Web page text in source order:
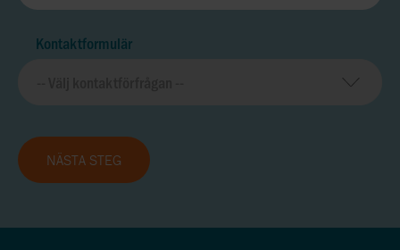
Kontaktformulär
NÄSTA STEG